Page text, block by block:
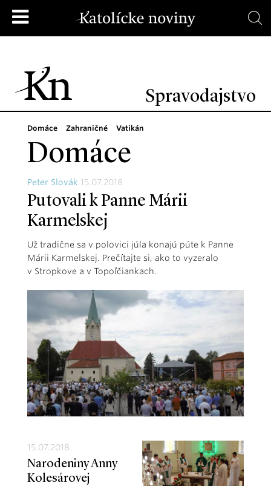
Spravodajstvo
Domáce Zahraničné Vatikán
Domáce
Peter Slovák 15.07.2018
Putovali k Panne Márii
Karmelskej
Už tradične sa v polovici júla konajú púte k Panne
Márii Karmelskej. Prečítajte si, ako to vyzeralo
v Stropkove a v Topoľčiankach.
15.07.2018
Narodeniny Anny
Kolesárovej